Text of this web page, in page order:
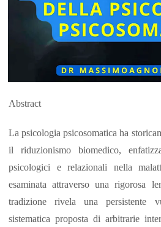
Abstract
La psicologia psicosomatica ha
il riduzionismo biomedico,
psicologici e relazionali nella
esaminata attraverso una rigorosa
tradizione rivela una persistente
sistematica proposta di arbitrarie